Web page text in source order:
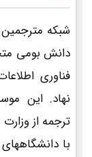
شبکه مترجمین
دانش بومی
فناوری
نهاد. این
ترجمه از
با